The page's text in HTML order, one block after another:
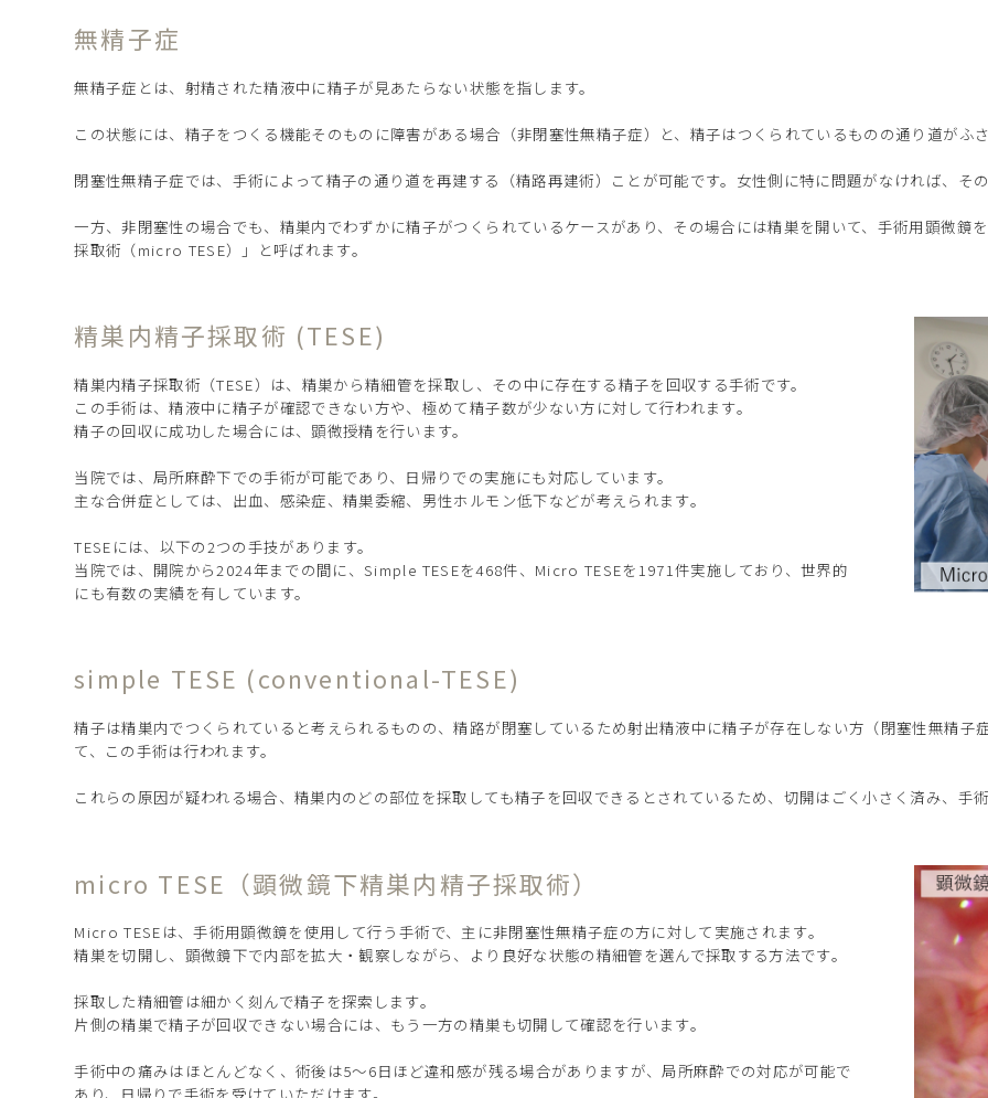
無精子症
無精子症とは、射精された精液中に精子が見あたらない状態を指します。
この状態には、精子をつくる機能そのものに障害がある場合（非閉塞性無精子症）と、精子はつくられているものの通り道がふ
閉塞性無精子症では、手術によって精子の通り道を再建する（精路再建術）ことが可能です。女性側に特に問題がなければ、そ
一方、非閉塞性の場合でも、精巣内でわずかに精子がつくられているケースがあり、その場合には精巣を開いて、手術用顕微鏡
採取術（micro TESE）」と呼ばれます。
精巣内精子採取術 (TESE)
精巣内精子採取術（TESE）は、精巣から精細管を採取し、その中に存在する精子を回収する手術です。
この手術は、精液中に精子が確認できない方や、極めて精子数が少ない方に対して行われます。
精子の回収に成功した場合には、顕微授精を行います。
当院では、局所麻酔下での手術が可能であり、日帰りでの実施にも対応しています。
主な合併症としては、出血、感染症、精巣委縮、男性ホルモン低下などが考えられます。
TESEには、以下の2つの手技があります。
当院では、開院から2024年までの間に、Simple TESEを468件、Micro TESEを1971件実施しており、世界的
にも有数の実績を有しています。
simple TESE (conventional-TESE)
精子は精巣内でつくられていると考えられるものの、精路が閉塞しているため射出精液中に精子が存在しない方（閉塞性無精子
て、この手術は行われます。
これらの原因が疑われる場合、精巣内のどの部位を採取しても精子を回収できるとされているため、切開はごく小さく済み、手
micro TESE（顕微鏡下精巣内精子採取術）
Micro TESEは、手術用顕微鏡を使用して行う手術で、主に非閉塞性無精子症の方に対して実施されます。
精巣を切開し、顕微鏡下で内部を拡大・観察しながら、より良好な状態の精細管を選んで採取する方法です。
採取した精細管は細かく刻んで精子を探索します。
片側の精巣で精子が回収できない場合には、もう一方の精巣も切開して確認を行います。
手術中の痛みはほとんどなく、術後は5〜6日ほど違和感が残る場合がありますが、局所麻酔での対応が可能で